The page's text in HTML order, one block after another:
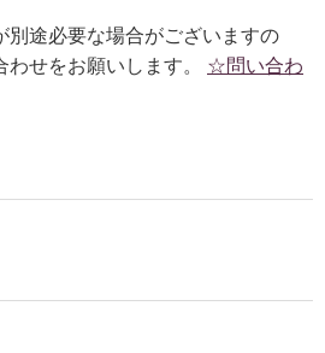
途必要な場合がございますの
せをお願いします。 ☆問い合わ